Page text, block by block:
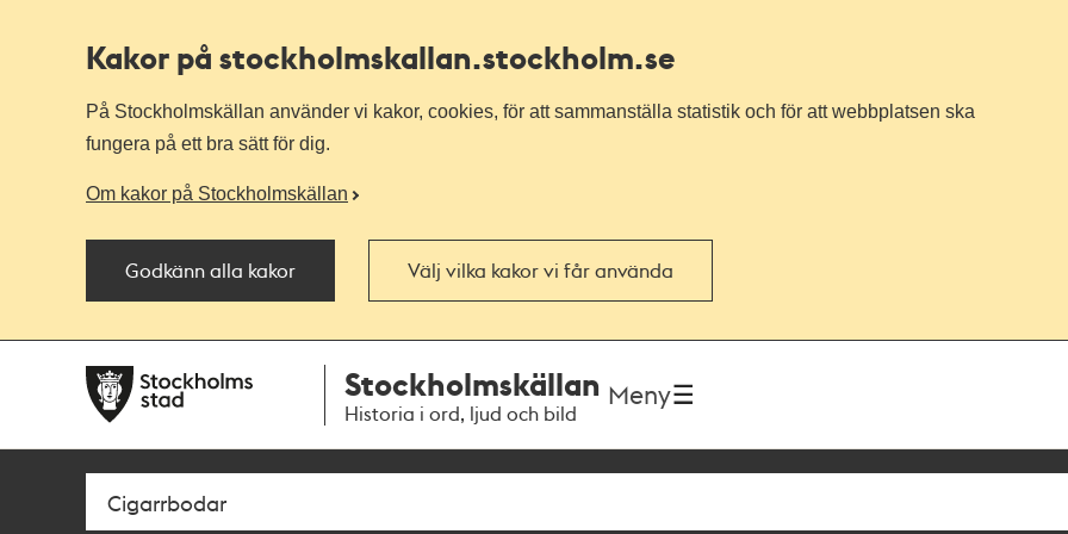
Kakor på stockholmskallan.stockholm.se
På Stockholmskällan använder vi kakor, cookies, för att sammanställa statistik och för att webbplatsen ska
fungera på ett bra sätt för dig.
Om kakor på Stockholmskällan
Godkänn alla kakor Välj vilka kakor vi får använda
navigationen
huvudinnehållet
Stockholmskällan
Historia i ord, ljud och bild
Meny
Sök